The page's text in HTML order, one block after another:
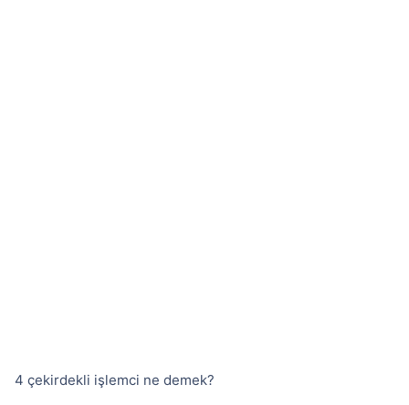
4 çekirdekli işlemci ne demek?